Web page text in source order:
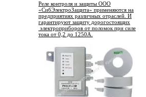
Реле контроля и защиты ООО
«СибЭлектроЗащита» применяются на
предприятиях различных отраслей. И
гарантируют защиту дорогостоящих
электроприборов от поломок при силе
тока от 0,2 до 1250А.